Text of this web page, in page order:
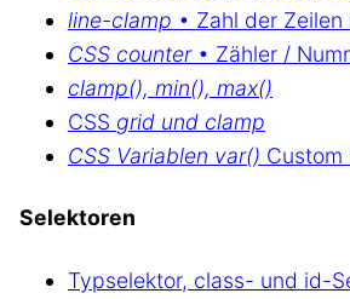
line-clamp • Zahl der Zeilen
CSS counter• Zähler /
clamp(), min(), max()
CSS grid und clamp
CSS Variablen var() Custom
Selektoren
Typselektor, class- und id-